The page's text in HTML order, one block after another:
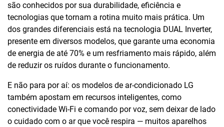
são conhecidos por sua durabilidade, eficiência e
tecnologias que tornam a rotina muito mais prática. Um
dos grandes diferenciais está na tecnologia DUAL Inverter,
presente em diversos modelos, que garante uma economia
de energia de até 70% e um resfriamento mais rápido, além
de reduzir os ruídos durante o funcionamento.
E não para por aí: os modelos de ar-condicionado LG
também apostam em recursos inteligentes, como
conectividade Wi-Fi e comando por voz, sem deixar de lado
o cuidado com o ar que você respira — muitos aparelhos